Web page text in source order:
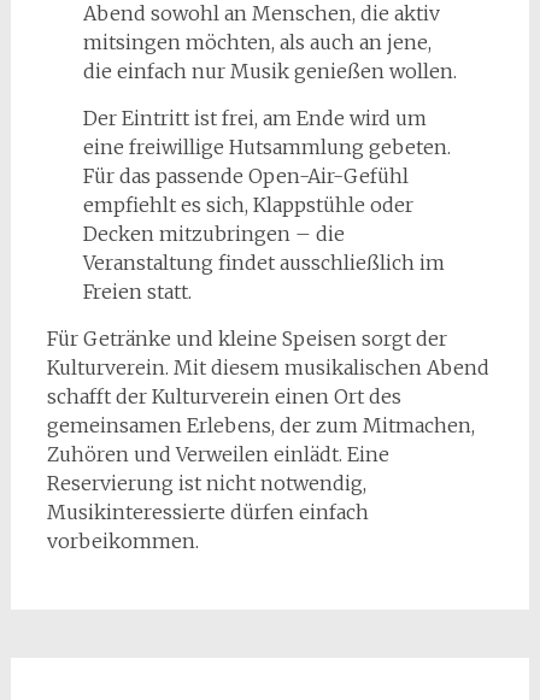
Abend sowohl an Menschen, die aktiv
mitsingen möchten, als auch an jene,
die einfach nur Musik genießen wollen.
Der Eintritt ist frei, am Ende wird um
eine freiwillige Hutsammlung gebeten.
Für das passende Open-Air-Gefühl
empfiehlt es sich, Klappstühle oder
Decken mitzubringen – die
Veranstaltung findet ausschließlich im
Freien statt.
Für Getränke und kleine Speisen sorgt der
Kulturverein. Mit diesem musikalischen Abend
schafft der Kulturverein einen Ort des
gemeinsamen Erlebens, der zum Mitmachen,
Zuhören und Verweilen einlädt. Eine
Reservierung ist nicht notwendig,
Musikinteressierte dürfen einfach
vorbeikommen.